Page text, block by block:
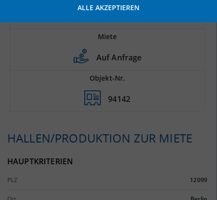
Miete
Auf Anfrage
Objekt-Nr.
94142
HALLEN/PRODUKTION ZUR MIETE
HAUPTKRITERIEN
PLZ 12099
ALLE AKZEPTIEREN